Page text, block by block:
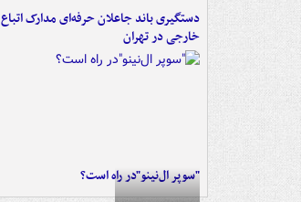
دستگیری باند جاعلان حرفه‌ای مدارک اتباع
خارجی در تهران
"سوپر ال‌نینو"در راه است؟